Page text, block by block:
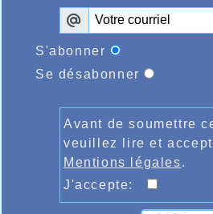
S'abonner
Se désabonner
Avant de soumettre
veuillez lire et
Mentions légales.
J'accepte: